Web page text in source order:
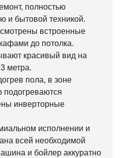
полностью
и бытовой техникой.
встроенные
до потолка.
красивый вид на
метра.
пола, в зоне
подогреваются
инверторные
исполнении и
всей необходимой
и бойлер аккуратно